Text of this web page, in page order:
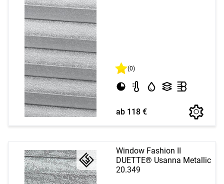
(0)
ab 118 €
Window Fashion II
DUETTE® Usanna Metallic
20.349